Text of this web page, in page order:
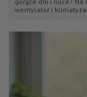
wentylator i